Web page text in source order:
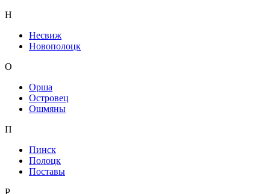
Н
Несвиж
Новополоцк
О
Орша
Островец
Ошмяны
П
Пинск
Полоцк
Поставы
Р